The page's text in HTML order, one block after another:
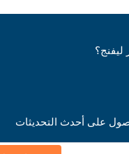
على أحدث التحديثات